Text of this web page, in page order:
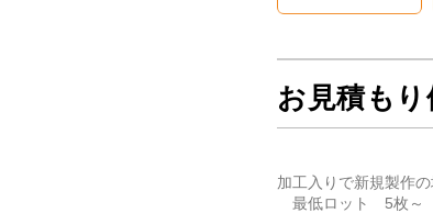
お見積も
加工入りで新規製作
最低ロット 5枚～